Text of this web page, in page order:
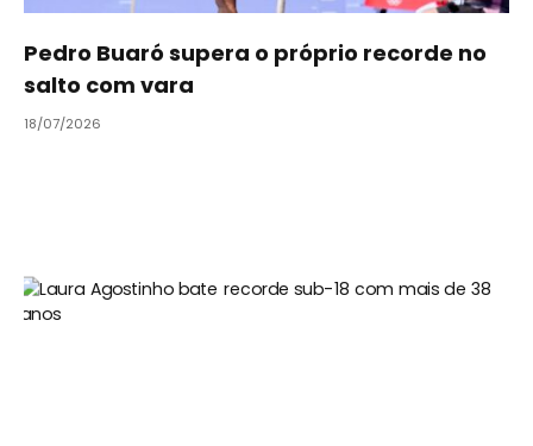
Pedro Buaró supera o próprio recorde no
salto com vara
18/07/2026